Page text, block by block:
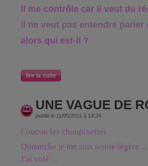
il me contrôle car il veut du
il ne veut pas entendre parler
alors qui est-il ?
lire la suite
UNE VAGUE DE
publié le 11/05/2011 à 14:24
Coucou les choupinettes
Dimanche je me suis sentie légère ...
J'ai volé ...